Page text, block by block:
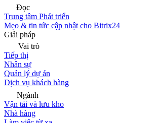
Đọc
Trung tâm Phát triển
Mẹo & tin tức cập nhật cho Bitrix24
Giải pháp
Vai trò
Tiếp thị
Nhân sự
Quản lý dự án
Dịch vụ khách hàng
Ngành
Vận tải và lưu kho
Nhà hàng